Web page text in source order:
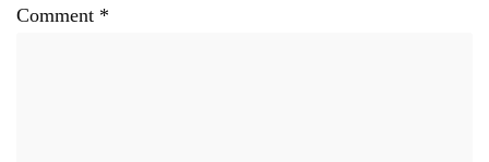
Comment *